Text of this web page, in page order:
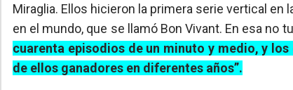
Miraglia. Ellos hicieron la primera serie vertical
en el mundo, que se llamó Bon Vivant. En esa no
cuarenta episodios de un minuto y medio, y
de ellos ganadores en diferentes años”.